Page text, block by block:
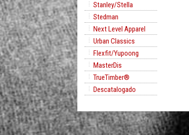
Stanley/Stella
Stedman
Next Level Apparel
Urban Classics
Flexfit/Yupoong
MasterDis
TrueTimber®
Descatalogado